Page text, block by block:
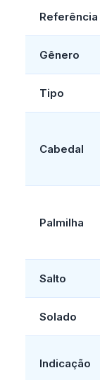
Referência
Gênero
Tipo
Cabedal
Palmilha
Salto
Solado
Indicação